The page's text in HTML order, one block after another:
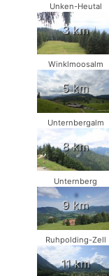
Unken-Heutal
3 km
Winklmoosalm
5 km
Unternbergalm
8 km
Unternberg
9 km
Ruhpolding-Zell
11 km